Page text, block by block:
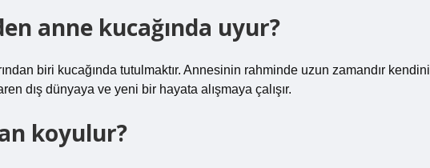
anne kucağında uyur?
biri kucağında tutulmaktır. Annesinin rahminde uzun zamandır kendini
dış dünyaya ve yeni bir hayata alışmaya çalışır.
koyulur?